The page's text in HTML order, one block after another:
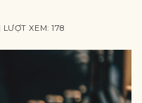
| LƯỢT XEM: 178